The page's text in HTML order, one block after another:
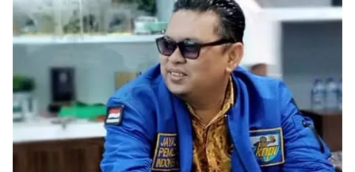
Partner
Insight
NTB
Suara
Time
Lens
IDN
Daily
Jogja
Jalan
Rakyat
Idealita
News
Kita
Notice
Dinamikapost.com
Radar
Baru
Seedbacklink
Kabarbaru